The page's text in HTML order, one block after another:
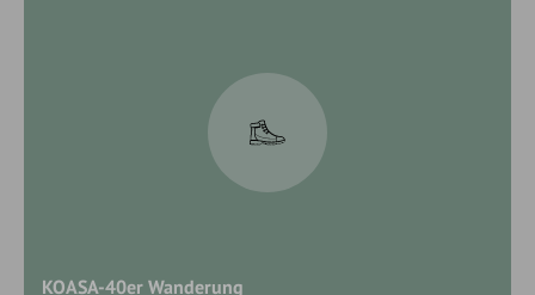
KOASA-40er Wanderung